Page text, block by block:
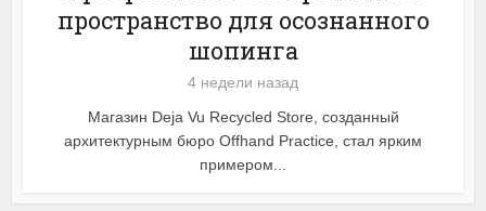
пространство для осознанного
шопинга
4 недели назад
Магазин Deja Vu Recycled Store, созданный
архитектурным бюро Offhand Practice, стал ярким
примером...